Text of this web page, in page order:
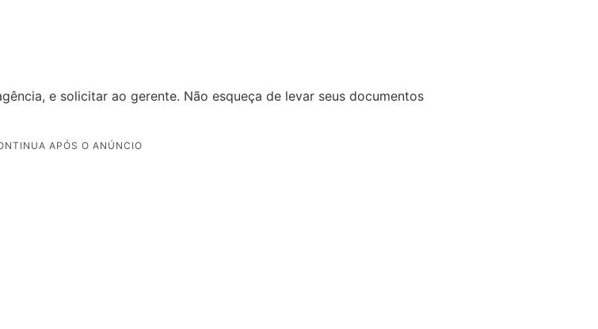
e solicitar ao gerente. Não esqueça de levar seus documentos